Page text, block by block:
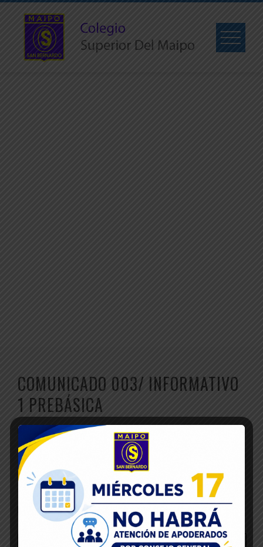
COMUNICADO 003/ INFORMATIVO
1 PREBÁSICA
Inicio
Noticias
Comunicado 003/ Informativo 1 PreBásica
02 Mar 2023